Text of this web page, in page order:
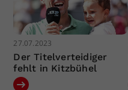
27.07.2023
Der Titelverteidiger
fehlt in Kitzbühel